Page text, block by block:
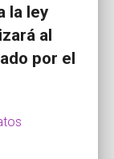
la ley
al
por el